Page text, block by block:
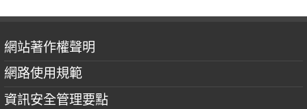
網站著作權聲明
網路使用規範
資訊安全管理要點